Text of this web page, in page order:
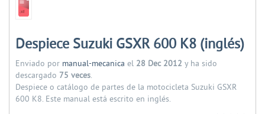
Despiece Suzuki GSXR 600 K8 (inglés)
Enviado por manual-mecanica el 28 Dec 2012 y ha sido
descargado 75 veces.
Despiece o catálogo de partes de la motocicleta Suzuki GSXR
600 K8. Este manual está escrito en inglés.